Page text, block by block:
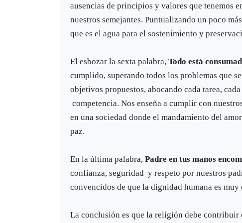
ausencias de principios y valores que tenemos
nuestros semejantes. Puntualizando un poco
que es el agua para el sostenimiento y
El esbozar la sexta palabra,Todo está
cumplido, superando todos los problemas que
objetivos propuestos, abocando cada tarea,
competencia. Nos enseña a cumplir con
en una sociedad donde el mandamiento del
paz.
En la última palabra,Padre en tus manos
confianza, seguridad y respeto por nuestros
convencidos de que la dignidad humana es
La conclusión es que la religión debe